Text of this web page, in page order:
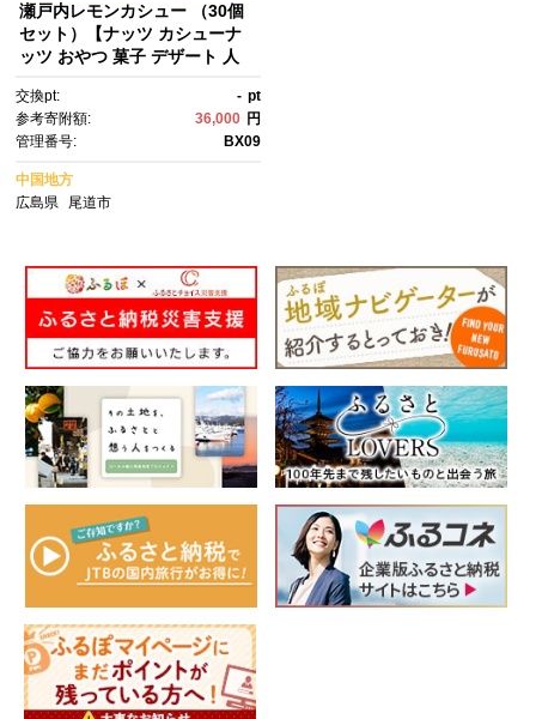
瀬戸内レモンカシュー （30個
セット）【ナッツ カシューナ
ッツ おやつ 菓子 デザート 人
交換pt: - pt
参考寄附額:
36,000 円
管理番号:
BX09
中国地方
広島県
尾道市